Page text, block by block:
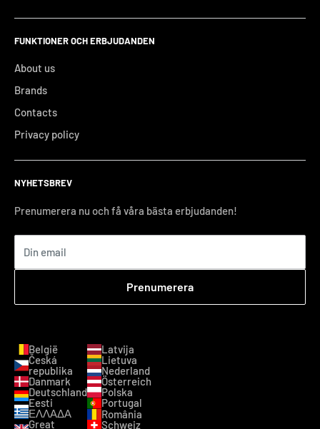
FUNKTIONER OCH ERBJUDANDEN
About us
Brands
Contacts
Privacy policy
NYHETSBREV
Prenumerera nu och få våra bästa erbjudanden!
Din email
Prenumerera
België
Česká
republika
Danmark
Deutschland
Eesti
ΕΛΛΑΔΑ
Great
Latvija
Lietuva
Nederland
Österreich
Polska
Portugal
România
Schweiz